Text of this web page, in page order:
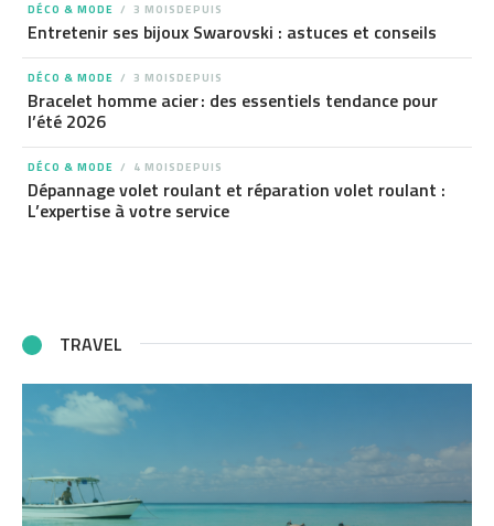
DÉCO & MODE 3 MOISDEPUIS
Entretenir ses bijoux Swarovski : astuces et conseils
DÉCO & MODE 3 MOISDEPUIS
Bracelet homme acier : des essentiels tendance pour
l’été 2026
DÉCO & MODE 4 MOISDEPUIS
Dépannage volet roulant et réparation volet roulant :
L’expertise à votre service
TRAVEL